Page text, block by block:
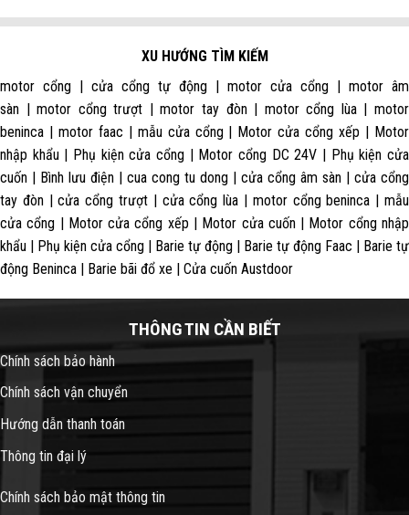
XU HƯỚNG TÌM KIẾM
motor cổng | cửa cổng tự động | motor cửa cổng | motor âm
sàn | motor cổng trượt | motor tay đòn | motor cổng lùa | motor
beninca | motor faac | mẫu cửa cổng | Motor cửa cổng xếp | Motor
nhập khẩu | Phụ kiện cửa cổng | Motor cổng DC 24V | Phụ kiện cửa
cuốn | Bình lưu điện | cua cong tu dong | cửa cổng âm sàn | cửa cổng
tay đòn | cửa cổng trượt | cửa cổng lùa | motor cổng beninca | mẫu
cửa cổng | Motor cửa cổng xếp | Motor cửa cuốn | Motor cổng nhập
khẩu | Phụ kiện cửa cổng | Barie tự động | Barie tự động Faac | Barie tự
động Beninca | Barie bãi đổ xe | Cửa cuốn Austdoor
THÔNG TIN CẦN BIẾT
Chính sách bảo hành
Chính sách vận chuyển
Hướng dẫn thanh toán
Thông tin đại lý
Chính sách bảo mật thông tin